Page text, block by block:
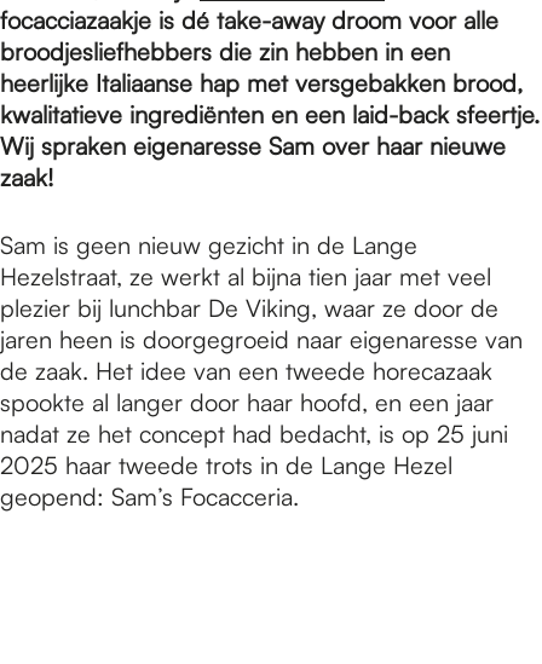
p
a
g
e
focacciazaakje is dé take-away droom voor alle
broodjesliefhebbers die zin hebben in een
heerlijke Italiaanse hap met versgebakken brood,
kwalitatieve ingrediënten en een laid-back sfeertje.
Wij spraken eigenaresse Sam over haar nieuwe
zaak!
Sam is geen nieuw gezicht in de Lange
Hezelstraat, ze werkt al bijna tien jaar met veel
plezier bij lunchbar De Viking, waar ze door de
jaren heen is doorgegroeid naar eigenaresse van
de zaak. Het idee van een tweede horecazaak
spookte al langer door haar hoofd, en een jaar
nadat ze het concept had bedacht, is op 25 juni
2025 haar tweede trots in de Lange Hezel
geopend: Sam’s Focacceria.